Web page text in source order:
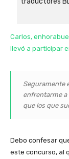
Carlos,
llevó a participar
Seguramente
enfrentarme a
que los que
Debo confesar
este concurso, al